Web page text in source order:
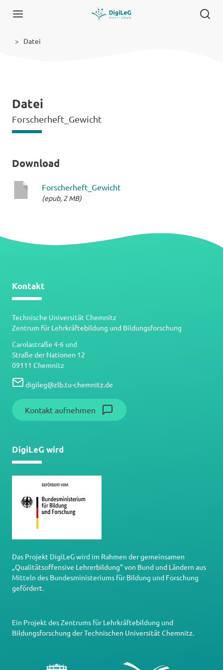
Datei
Datei
Forscherheft_Gewicht
Download
Forscherheft_Gewicht
(epub, 2 MB)
Kontakt
Technische Universität Chemnitz
Zentrum für Lehrkräftebildung und Bildungsforschung
Carolastraße 4-6 und
Straße der Nationen 12
09111 Chemnitz
digileg@zlb.tu-chemnitz.de
Kontakt aufnehmen
DigiLeG wird
Das Projekt DigiLeG wird im Rahmen der gemeinsamen
„Qualitätsoffensive Lehrerbildung“ von Bund und Ländern aus
Mitteln des Bundesministeriums für Bildung und Forschung
gefördert.
Ein Projekt desZentrums für Lehrkräftebildung und
Bildungsforschung derTechnischen Universität Chemnitz.